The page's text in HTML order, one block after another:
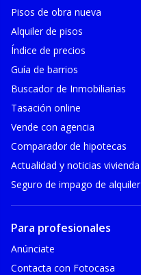
Pisos de obra nueva
Alquiler de pisos
Índice de precios
Guía de barrios
Buscador de Inmobiliarias
Tasación online
Vende con agencia
Comparador de hipotecas
Actualidad y noticias vivienda
Seguro de impago de alquiler
Para profesionales
Anúnciate
Contacta con Fotocasa